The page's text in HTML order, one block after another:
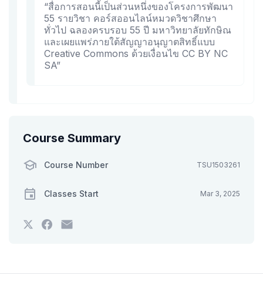
“สื่อการสอนนี้เป็นส่วนหนึ่งของโครงการพัฒนา
55 รายวิชา คอร์สออนไลน์หมวดวิชาศึกษา
ทั่วไป ฉลองครบรอบ 55 ปี มหาวิทยาลัยทักษิณ
และเผยแพร่ภายใต้สัญญาอนุญาตสิทธิ์แบบ
Creative Commons ด้วยเงื่อนไข CC BY NC
SA”
Course Summary
Course Number TSU1503261
Classes Start Mar 3, 2025
Tweet
that
this
Post
a
sayenrolled